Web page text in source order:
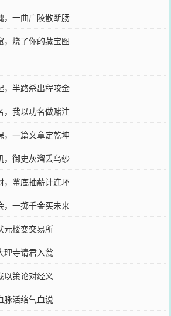
，一曲广陵散断肠
，烧了你的藏宝图
，半路杀出程咬金
，我以功名做赌注
，一篇文章定乾坤
，御史灰溜丢乌纱
，釜底抽薪计连环
，一掷千金买未来
元楼变交易所
理寺请君入瓮
以策论对经义
脉活络气血说